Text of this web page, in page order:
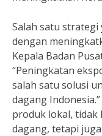
Salah satu strategi
dengan
Kepala Badan
“Peningkatan
salah satu solusi
dagang
produk lokal, tidak
dagang, tetapi